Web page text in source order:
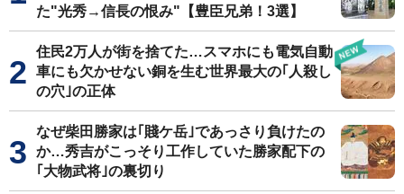
た"光秀→信長の恨み"【豊臣兄弟！3選】
住民2万人が街を捨てた…スマホにも電気自動
車にも欠かせない銅を生む世界最大の｢人殺し
の穴｣の正体
なぜ柴田勝家は｢賤ケ岳｣であっさり負けたの
か…秀吉がこっそり工作していた勝家配下の
｢大物武将｣の裏切り